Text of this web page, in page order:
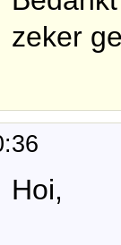
zeker
Hoi,